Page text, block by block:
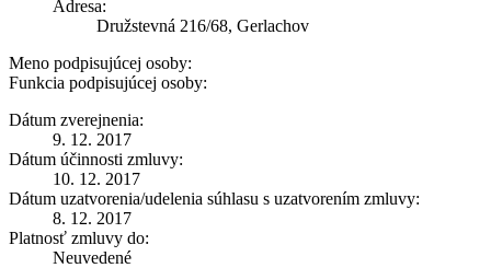
Adresa:
Družstevná 216/68, Gerlachov
Meno podpisujúcej osoby:
Funkcia podpisujúcej osoby:
Dátum zverejnenia:
9. 12. 2017
Dátum účinnosti zmluvy:
10. 12. 2017
Dátum uzatvorenia/udelenia súhlasu s uzatvorením zmluvy:
8. 12. 2017
Platnosť zmluvy do:
Neuvedené